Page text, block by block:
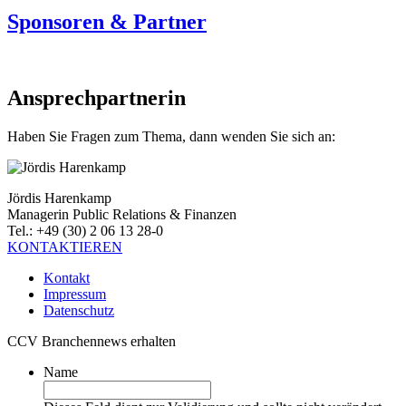
Sponsoren & Partner
Ansprechpartnerin
Haben Sie Fragen zum Thema, dann wenden Sie sich an:
Jördis Harenkamp
Managerin Public Relations & Finanzen
Tel.: +49 (30) 2 06 13 28-0
KONTAKTIEREN
Kontakt
Impressum
Datenschutz
CCV Branchennews erhalten
Name